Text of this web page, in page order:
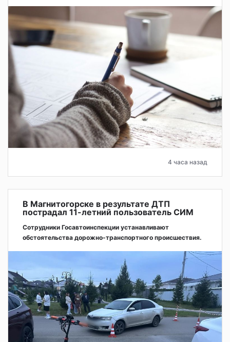
4 часа назад
В Магнитогорске в результате ДТП
пострадал 11-летний пользователь СИМ
Сотрудники Госавтоинспекции устанавливают
обстоятельства дорожно-транспортного происшествия.